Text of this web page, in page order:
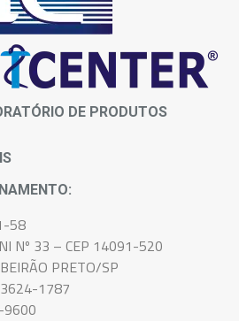
DE PRODUTOS
58
Nº 33 – CEP 14091-520
PRETO/SP
1787
9600